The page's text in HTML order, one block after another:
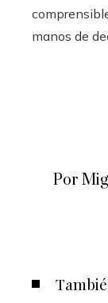
manos de
Por